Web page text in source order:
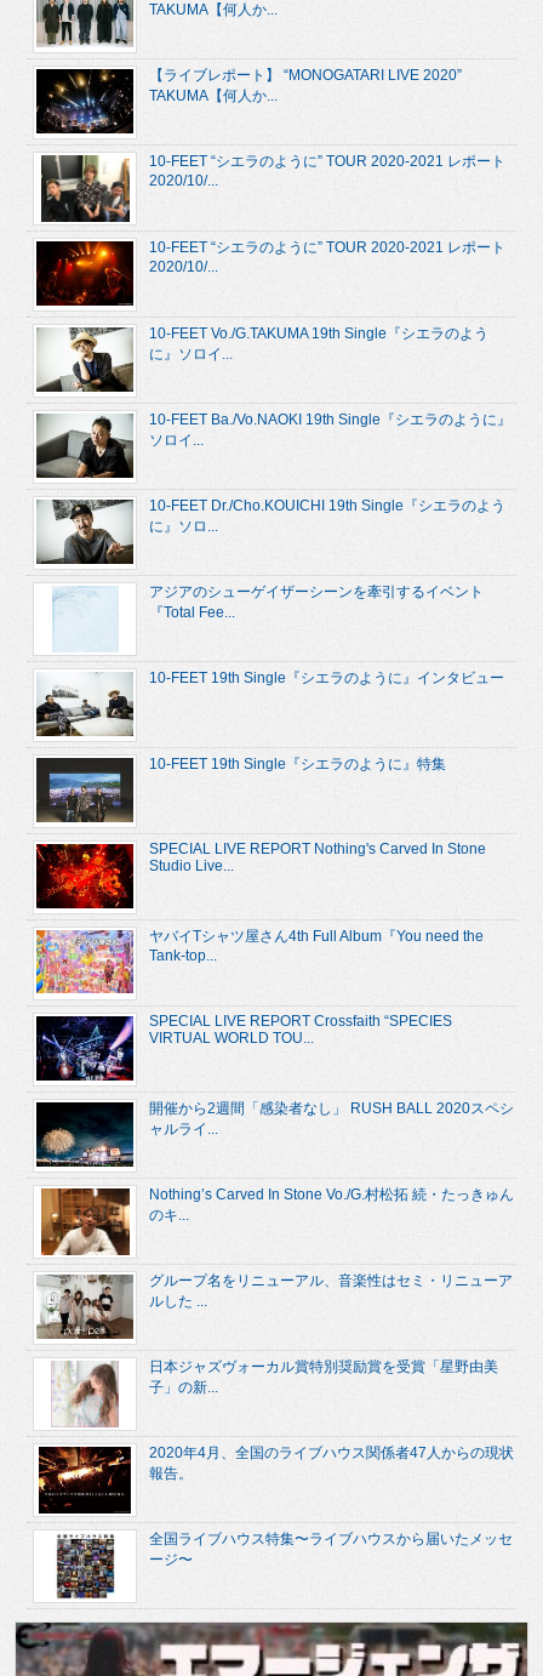
TAKUMA【何人か...
【ライブレポート】 “MONOGATARI LIVE 2020”
TAKUMA【何人か...
10-FEET “シエラのように” TOUR 2020-2021 レポート
2020/10/...
10-FEET “シエラのように” TOUR 2020-2021 レポート
2020/10/...
10-FEET Vo./G.TAKUMA 19th Single『シエラのよう
に』ソロイ...
10-FEET Ba./Vo.NAOKI 19th Single『シエラのように』
ソロイ...
10-FEET Dr./Cho.KOUICHI 19th Single『シエラのよう
に』ソロ...
アジアのシューゲイザーシーンを牽引するイベント
『Total Fee...
10-FEET 19th Single『シエラのように』インタビュー
10-FEET 19th Single『シエラのように』特集
SPECIAL LIVE REPORT Nothing's Carved In Stone
Studio Live...
ヤバイTシャツ屋さん4th Full Album『You need the
Tank-top...
SPECIAL LIVE REPORT Crossfaith “SPECIES
VIRTUAL WORLD TOU...
開催から2週間「感染者なし」 RUSH BALL 2020スペシ
ャルライ...
Nothing’s Carved In Stone Vo./G.村松拓 続・たっきゅん
のキ...
グループ名をリニューアル、音楽性はセミ・リニューア
ルした ...
日本ジャズヴォーカル賞特別奨励賞を受賞「星野由美
子」の新...
2020年4月、全国のライブハウス関係者47人からの現状
報告。
全国ライブハウス特集〜ライブハウスから届いたメッセ
ージ〜